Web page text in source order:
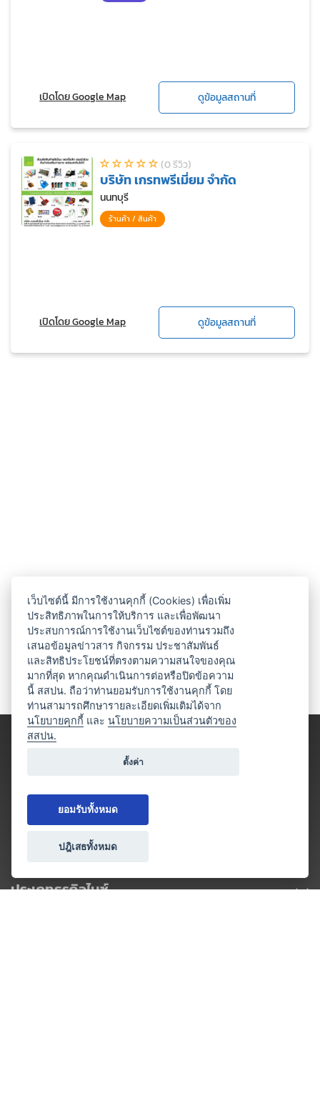
เปิดโดย Google Map ดูข้อมูลสถานที่
(0 รีวิว)
บริษัท เกรทพรีเมี่ยม จำกัด
นนทบุรี
ร้านค้า / สินค้า
เปิดโดย Google Map ดูข้อมูลสถานที่
ประเภทธุรกิจไมซ์
เว็บไซต์นี้ มีการใช้งานคุกกี้ (Cookies) เพื่อเพิ่ม
ประสิทธิภาพในการให้บริการ และเพื่อพัฒนา
ประสบการณ์การใช้งานเว็บไซต์ของท่านรวมถึง
เสนอข้อมูลข่าวสาร กิจกรรม ประชาสัมพันธ์
และสิทธิประโยชน์ที่ตรงตามความสนใจของคุณ
มากที่สุด หากคุณดำเนินการต่อหรือปิดข้อความ
นี้ สสปน. ถือว่าท่านยอมรับการใช้งานคุกกี้ โดย
ท่านสามารถศึกษารายละเอียดเพิ่มเติมได้จาก
นโยบายคุกกี้ และนโยบายความเป็นส่วนตัวของ
สสปน.
ตั้งค่า
ยอมรับทั้งหมด
ปฎิเสธทั้งหมด